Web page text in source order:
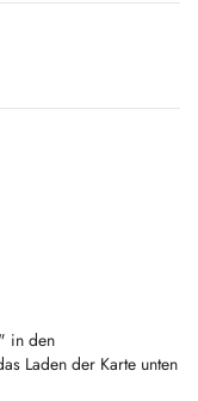
in den
Laden der Karte unten